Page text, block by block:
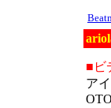
■ビ
ア